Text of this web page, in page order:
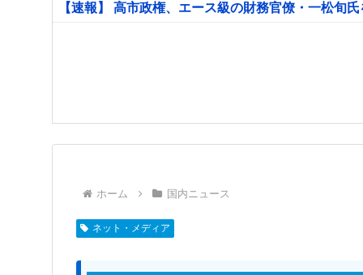
【速報】 高市政権、エース級の財務官僚・一松旬
ホーム 国内ニュース
ネット・メディア